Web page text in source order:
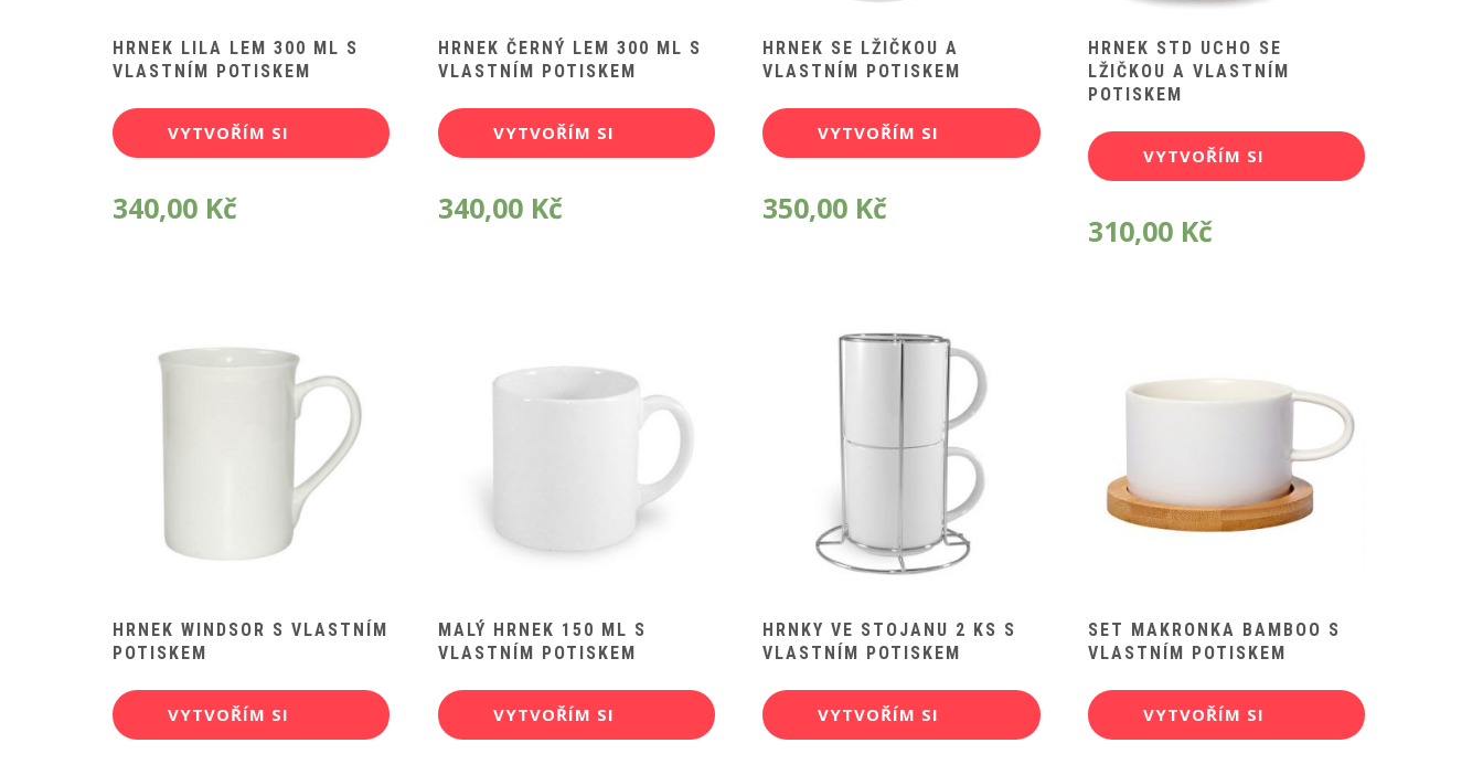
HRNEK LILA LEM 300 ML S
VLASTNÍM POTISKEM
VYTVOŘÍM SI
340,00 Kč
HRNEK ČERNÝ LEM 300 ML S
VLASTNÍM POTISKEM
VYTVOŘÍM SI
340,00 Kč
HRNEK SE LŽIČKOU A
VLASTNÍM POTISKEM
VYTVOŘÍM SI
350,00 Kč
HRNEK STD UCHO SE
LŽIČKOU A VLASTNÍM
POTISKEM
VYTVOŘÍM SI
310,00 Kč
HRNEK WINDSOR S VLASTNÍM
POTISKEM
VYTVOŘÍM SI
MALÝ HRNEK 150 ML S
VLASTNÍM POTISKEM
VYTVOŘÍM SI
HRNKY VE STOJANU 2 KS S
VLASTNÍM POTISKEM
VYTVOŘÍM SI
SET MAKRONKA BAMBOO S
VLASTNÍM POTISKEM
VYTVOŘÍM SI